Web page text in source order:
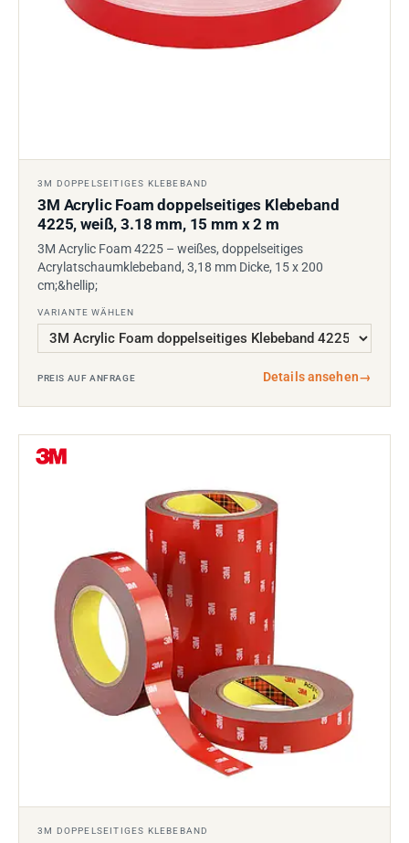
3M DOPPELSEITIGES KLEBEBAND
3M Acrylic Foam doppelseitiges Klebeband
4225, weiß, 3.18 mm, 15 mm x 2 m
3M Acrylic Foam 4225 – weißes, doppelseitiges
Acrylatschaumklebeband, 3,18 mm Dicke, 15 x 200
cm;&hellip;
VARIANTE WÄHLEN
PREIS AUF ANFRAGE Details ansehen→
3M DOPPELSEITIGES KLEBEBAND